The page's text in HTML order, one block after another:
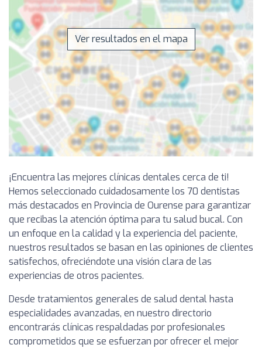
Ver resultados en el mapa
¡Encuentra las mejores clínicas dentales cerca de ti!
Hemos seleccionado cuidadosamente los 70 dentistas
más destacados en Provincia de Ourense para garantizar
que recibas la atención óptima para tu salud bucal. Con
un enfoque en la calidad y la experiencia del paciente,
nuestros resultados se basan en las opiniones de clientes
satisfechos, ofreciéndote una visión clara de las
experiencias de otros pacientes.
Desde tratamientos generales de salud dental hasta
especialidades avanzadas, en nuestro directorio
encontrarás clínicas respaldadas por profesionales
comprometidos que se esfuerzan por ofrecer el mejor